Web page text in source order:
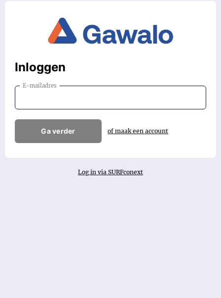
Inloggen
E-mailadres
Ga verder of maak een account
Log in via SURFconext